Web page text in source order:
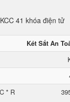
Két Sắt An
* R